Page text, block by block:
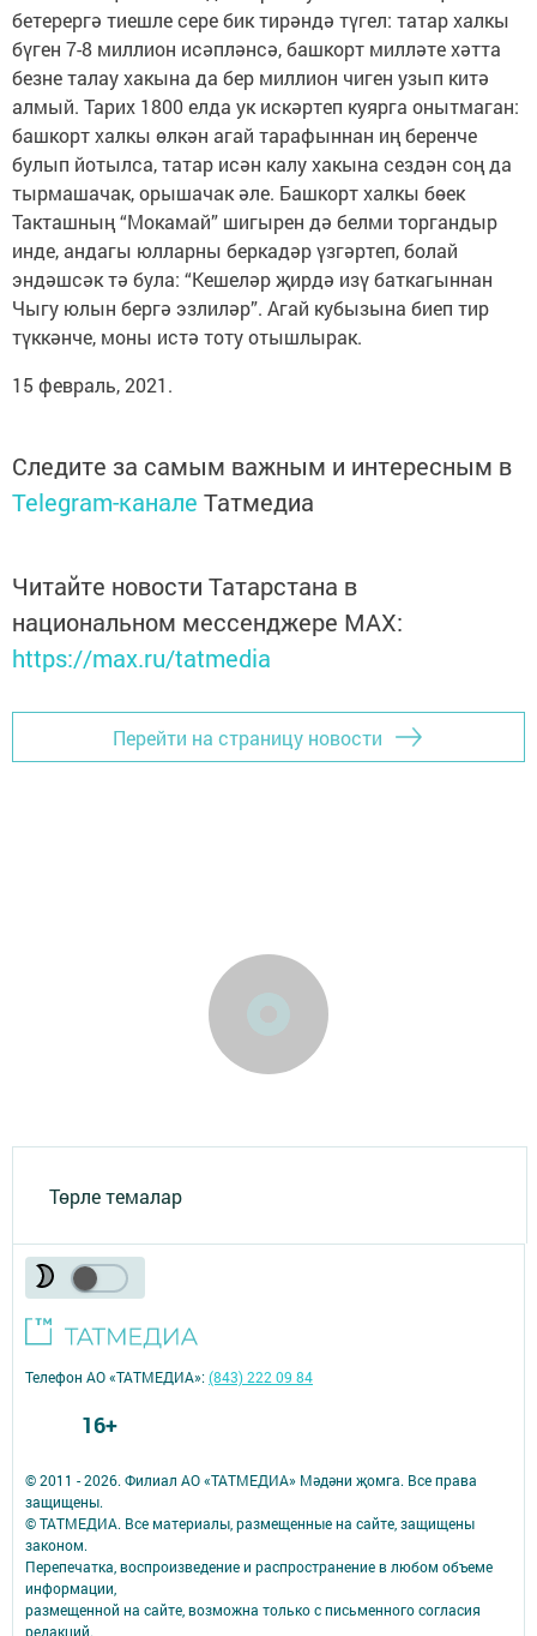
бетерергә тиешле сере бик тирәндә түгел: татар халкы
бүген 7-8 миллион исәпләнсә, башкорт милләте хәтта
безне талау хакына да бер миллион чиген узып китә
алмый. Тарих 1800 елда ук искәртеп куярга онытмаган:
башкорт халкы өлкән агай тарафыннан иң беренче
булып йотылса, татар исән калу хакына сездән соң да
тырмашачак, орышачак әле. Башкорт халкы бөек
Такташның “Мокамай” шигырен дә белми торгандыр
инде, андагы юлларны беркадәр үзгәртеп, болай
эндәшсәк тә була: “Кешеләр җирдә изү баткагыннан
Чыгу юлын бергә эзлиләр”. Агай кубызына биеп тир
түккәнче, моны истә тоту отышлырак.
15 февраль, 2021.
Следите за самым важным и интересным в
Telegram-канале Татмедиа
Читайте новости Татарстана в
национальном мессенджере MАХ:
https://max.ru/tatmedia
Перейти на страницу новости
Төрле темалар
© 2011 - 2026. Филиал АО «ТАТМЕДИА» Мәдәни җомга. Все права
защищены.
© ТАТМЕДИА. Все материалы, размещенные на сайте, защищены
законом.
Перепечатка, воспроизведение и распространение в любом объеме
информации,
размещенной на сайте, возможна только с письменного согласия
редакций.
Телефон АО «ТАТМЕДИА»:(843) 222 09 84
16+